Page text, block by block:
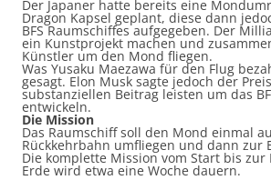
Der Japaner hatte bereits eine
Dragon Kapsel geplant, diese dann
BFS Raumschiffes aufgegeben. Der
ein Kunstprojekt machen und
Künstler um den Mond fliegen.
Was Yusaku Maezawa für den Flug
gesagt. Elon Musk sagte jedoch der
substanziellen Beitrag leisten um das
entwickeln.
Die Mission
Das Raumschiff soll den Mond einmal
Rückkehrbahn umfliegen und dann zur
Die komplette Mission vom Start bis
Erde wird etwa eine Woche dauern.